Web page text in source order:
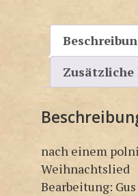
nach einem
Weihnachtslied
Bearbeitung: